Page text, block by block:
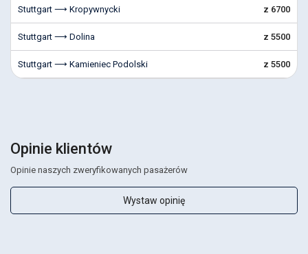
Stuttgart ⟶ Kropywnycki z 6700
Stuttgart ⟶ Dolina z 5500
Stuttgart ⟶ Kamieniec Podolski z 5500
Opinie klientów
Opinie naszych zweryfikowanych pasażerów
Wystaw opinię